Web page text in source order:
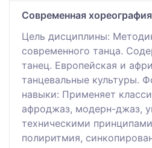
Современная хореография
Цель дисциплины:
современного танца.
танец. Европейская и
танцевальные культуры.
навыки: Применяет
афроджаз, модерн-джаз,
техническими
полиритмия,